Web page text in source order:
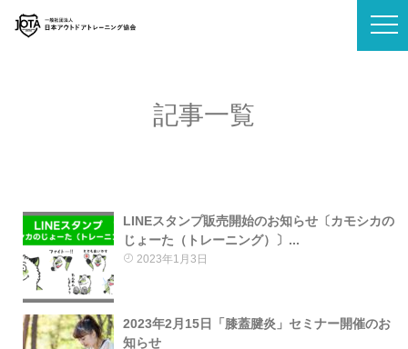
記事一覧
LINEスタンプ販売開始のお知らせ〔カモシカの
じょーた（トレーニング）〕...
2023年1月3日
2023年2月15日「膝蓋腱炎」セミナー開催のお
知らせ